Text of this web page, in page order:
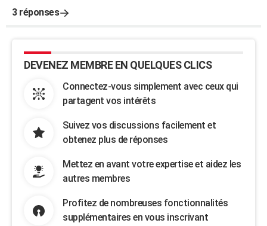
3 réponses
DEVENEZ MEMBRE EN QUELQUES CLICS
Connectez-vous simplement avec ceux qui
partagent vos intérêts
Suivez vos discussions facilement et
obtenez plus de réponses
Mettez en avant votre expertise et aidez les
autres membres
Profitez de nombreuses fonctionnalités
supplémentaires en vous inscrivant